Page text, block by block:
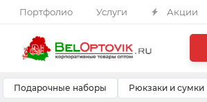
Портфолио Услуги Акции
Подарочные наборы Рюкзаки и сумки